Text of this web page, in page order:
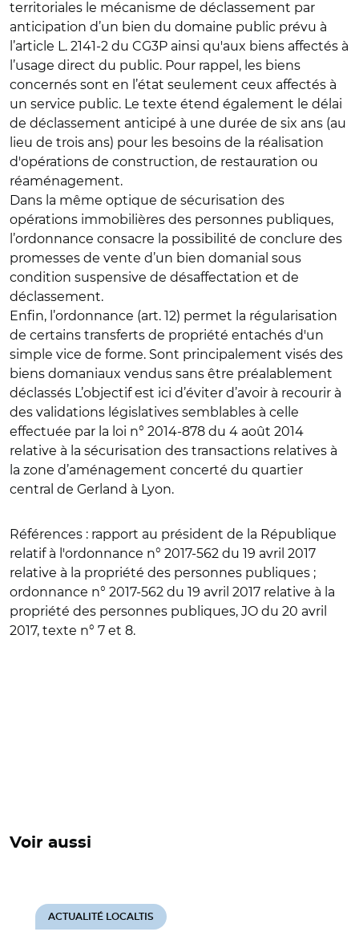
territoriales le mécanisme de déclassement par
anticipation d’un bien du domaine public prévu à
l’article L. 2141-2 du CG3P ainsi qu'aux biens affectés à
l’usage direct du public. Pour rappel, les biens
concernés sont en l’état seulement ceux affectés à
un service public. Le texte étend également le délai
de déclassement anticipé à une durée de six ans (au
lieu de trois ans) pour les besoins de la réalisation
d'opérations de construction, de restauration ou
réaménagement.
Dans la même optique de sécurisation des
opérations immobilières des personnes publiques,
l’ordonnance consacre la possibilité de conclure des
promesses de vente d’un bien domanial sous
condition suspensive de désaffectation et de
déclassement.
Enfin, l’ordonnance (art. 12) permet la régularisation
de certains transferts de propriété entachés d'un
simple vice de forme. Sont principalement visés des
biens domaniaux vendus sans être préalablement
déclassés L’objectif est ici d’éviter d’avoir à recourir à
des validations législatives semblables à celle
effectuée par la loi n° 2014-878 du 4 août 2014
relative à la sécurisation des transactions relatives à
la zone d’aménagement concerté du quartier
central de Gerland à Lyon.
Références : rapport au président de la République
relatif à l'ordonnance n° 2017-562 du 19 avril 2017
relative à la propriété des personnes publiques ;
ordonnance n° 2017-562 du 19 avril 2017 relative à la
propriété des personnes publiques, JO du 20 avril
2017, texte n° 7 et 8.
Voir aussi
ACTUALITÉ LOCALTIS